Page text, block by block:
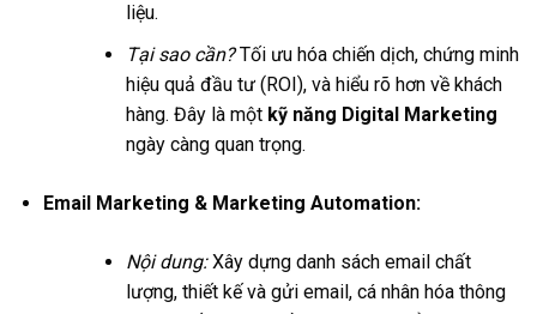
liệu.
Tại sao cần?Tối ưu hóa chiến dịch, chứng minh
hiệu quả đầu tư (ROI), và hiểu rõ hơn về khách
hàng. Đây là một kỹ năng Digital Marketing
ngày càng quan trọng.
Email Marketing & Marketing Automation:
Nội dung:Xây dựng danh sách email chất
lượng, thiết kế và gửi email, cá nhân hóa thông